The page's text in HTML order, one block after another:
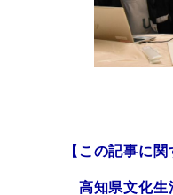
調
【この記事に
高知県文化生